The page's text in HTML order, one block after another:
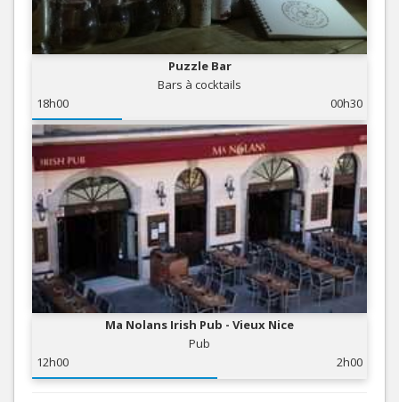
Puzzle Bar
Bars à cocktails
18h00
00h30
Ma Nolans Irish Pub - Vieux Nice
Pub
12h00
2h00